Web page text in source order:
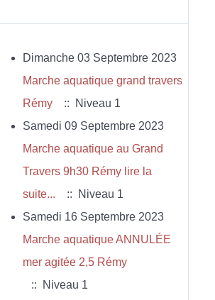
Dimanche 03 Septembre 2023
Marche aquatique grand travers
Rémy
:: Niveau 1
Samedi 09 Septembre 2023
Marche aquatique au Grand
Travers 9h30 Rémy lire la
suite...
:: Niveau 1
Samedi 16 Septembre 2023
Marche aquatique ANNULÉE
mer agitée 2,5 Rémy
:: Niveau 1